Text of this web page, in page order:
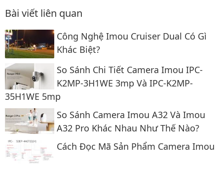
Bài viết liên quan
Công Nghệ Imou Cruiser Dual Có Gì
Khác Biệt?
So Sánh Chi Tiết Camera Imou IPC-
K2MP-3H1WE 3mp Và IPC-K2MP-
35H1WE 5mp
So Sánh Camera Imou A32 Và Imou
A32 Pro Khác Nhau Như Thế Nào?
Cách Đọc Mã Sản Phẩm Camera Imou